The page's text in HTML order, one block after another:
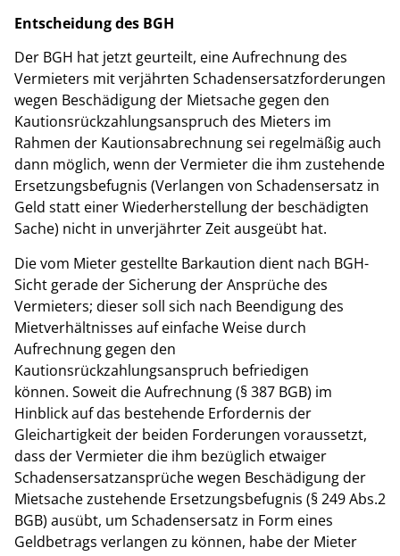
Entscheidung des BGH
Der BGH hat jetzt geurteilt, eine Aufrechnung des
Vermieters mit verjährten Schadensersatzforderungen
wegen Beschädigung der Mietsache gegen den
Kautionsrückzahlungsanspruch des Mieters im
Rahmen der Kautionsabrechnung sei regelmäßig auch
dann möglich, wenn der Vermieter die ihm zustehende
Ersetzungsbefugnis (Verlangen von Schadensersatz in
Geld statt einer Wiederherstellung der beschädigten
Sache) nicht in unverjährter Zeit ausgeübt hat.
Die vom Mieter gestellte Barkaution dient nach BGH-
Sicht gerade der Sicherung der Ansprüche des
Vermieters; dieser soll sich nach Beendigung des
Mietverhältnisses auf einfache Weise durch
Aufrechnung gegen den
Kautionsrückzahlungsanspruch befriedigen
können. Soweit die Aufrechnung (§ 387 BGB) im
Hinblick auf das bestehende Erfordernis der
Gleichartigkeit der beiden Forderungen voraussetzt,
dass der Vermieter die ihm bezüglich etwaiger
Schadensersatzansprüche wegen Beschädigung der
Mietsache zustehende Ersetzungsbefugnis (§ 249 Abs.2
BGB) ausübt, um Schadensersatz in Form eines
Geldbetrags verlangen zu können, habe der Mieter